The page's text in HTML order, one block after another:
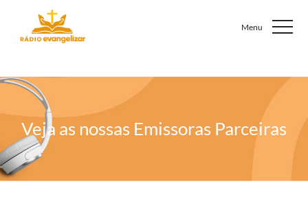
Veja as nossas Emissoras Parceiras